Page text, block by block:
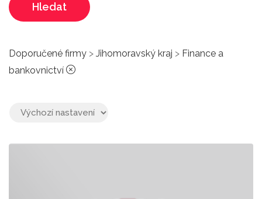
Hledat
Doporučené firmy > Jihomoravský kraj > Finance a
bankovnictví